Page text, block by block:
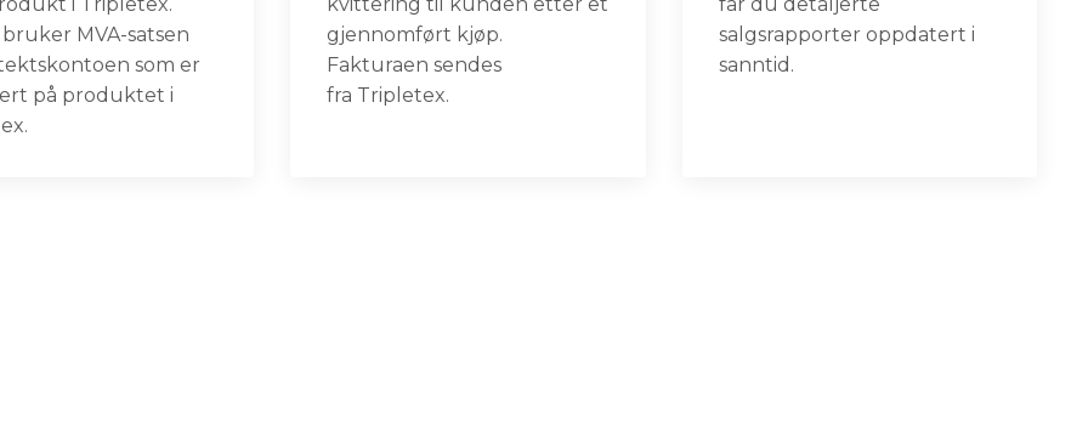
MVA-satsen
som er
på produktet i
gjennomført kjøp.
Fakturaen sendes
fra Tripletex.
salgsrapporter oppdatert i
sanntid.